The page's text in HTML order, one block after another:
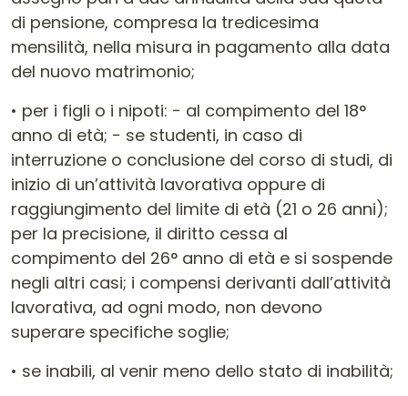
di pensione, compresa la tredicesima
mensilità, nella misura in pagamento alla data
del nuovo matrimonio;
• per i figli o i nipoti: − al compimento del 18°
anno di età; − se studenti, in caso di
interruzione o conclusione del corso di studi, di
inizio di un’attività lavorativa oppure di
raggiungimento del limite di età (21 o 26 anni);
per la precisione, il diritto cessa al
compimento del 26° anno di età e si sospende
negli altri casi; i compensi derivanti dall’attività
lavorativa, ad ogni modo, non devono
superare specifiche soglie;
• se inabili, al venir meno dello stato di inabilità;